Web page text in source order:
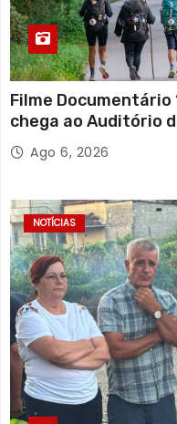
Filme Documentário
chega ao Auditório
solidária
Ago 6, 2026
NOTÍCIAS